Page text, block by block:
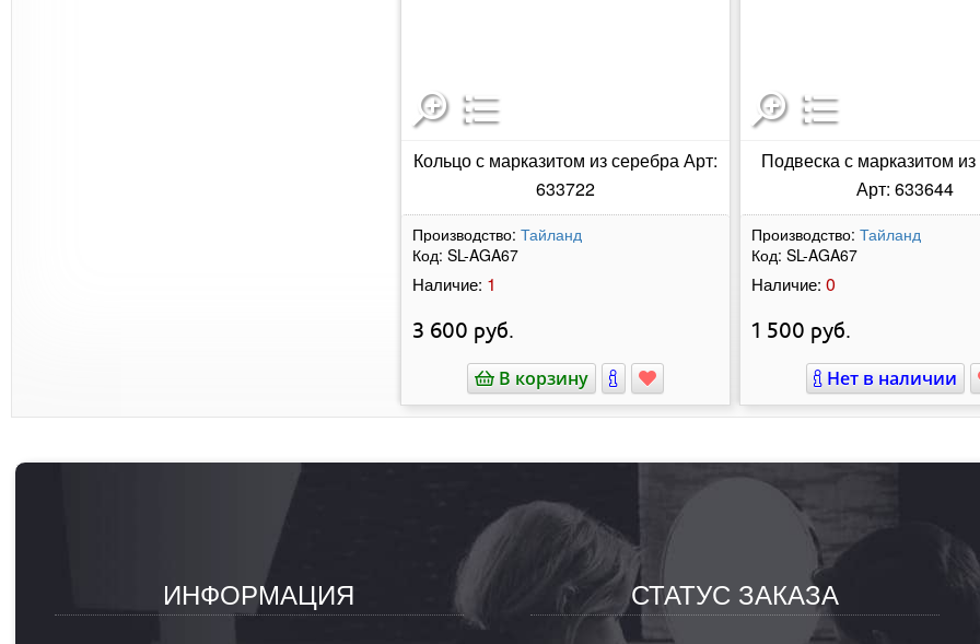
Кольцо с марказитом из серебра Арт:
633722
Производство: Тайланд
Код: SL-AGA67
Наличие: 1
3 600 руб.
В корзину
Подвеска с марказитом
Арт: 633644
Производство: Тайланд
Код: SL-AGA67
Наличие: 0
1 500 руб.
Нет в наличии
ИНФОРМАЦИЯ СТАТУС ЗАКАЗА